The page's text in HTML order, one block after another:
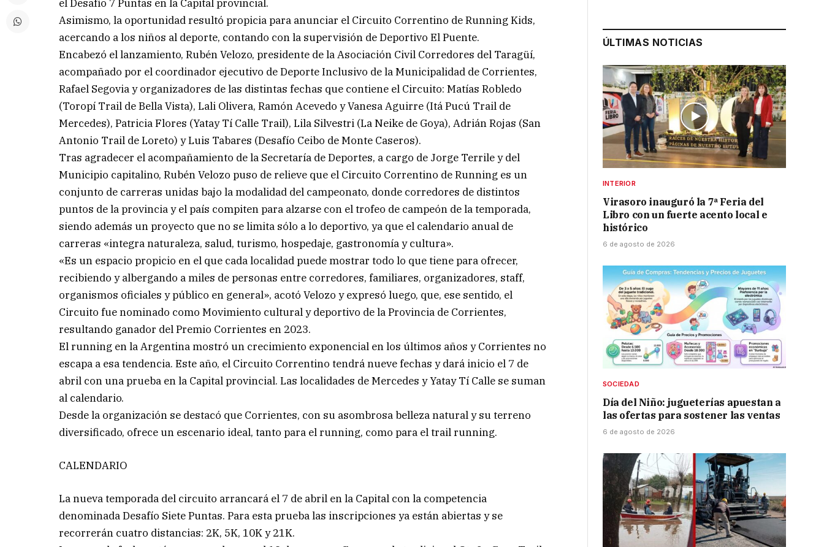
el Desafío 7 Puntas en la Capital provincial.
Asimismo, la oportunidad resultó propicia para anunciar el Circuito Correntino de Running Kids,
acercando a los niños al deporte, contando con la supervisión de Deportivo El Puente.
Encabezó el lanzamiento, Rubén Velozo, presidente de la Asociación Civil Corredores del Taragüí,
acompañado por el coordinador ejecutivo de Deporte Inclusivo de la Municipalidad de Corrientes,
Rafael Segovia y organizadores de las distintas fechas que contiene el Circuito: Matías Robledo
(Toropí Trail de Bella Vista), Lali Olivera, Ramón Acevedo y Vanesa Aguirre (Itá Pucú Trail de
Mercedes), Patricia Flores (Yatay Tí Calle Trail), Lila Silvestri (La Neike de Goya), Adrián Rojas (San
Antonio Trail de Loreto) y Luis Tabares (Desafío Ceibo de Monte Caseros).
Tras agradecer el acompañamiento de la Secretaría de Deportes, a cargo de Jorge Terrile y del
Municipio capitalino, Rubén Velozo puso de relieve que el Circuito Correntino de Running es un
conjunto de carreras unidas bajo la modalidad del campeonato, donde corredores de distintos
puntos de la provincia y el país compiten para alzarse con el trofeo de campeón de la temporada,
siendo además un proyecto que no se limita sólo a lo deportivo, ya que el calendario anual de
carreras «integra naturaleza, salud, turismo, hospedaje, gastronomía y cultura».
«Es un espacio propicio en el que cada localidad puede mostrar todo lo que tiene para ofrecer,
recibiendo y albergando a miles de personas entre corredores, familiares, organizadores, staff,
organismos oficiales y público en general», acotó Velozo y expresó luego, que, ese sentido, el
Circuito fue nominado como Movimiento cultural y deportivo de la Provincia de Corrientes,
resultando ganador del Premio Corrientes en 2023.
El running en la Argentina mostró un crecimiento exponencial en los últimos años y Corrientes no
escapa a esa tendencia. Este año, el Circuito Correntino tendrá nueve fechas y dará inicio el 7 de
abril con una prueba en la Capital provincial. Las localidades de Mercedes y Yatay Tí Calle se suman
al calendario.
Desde la organización se destacó que Corrientes, con su asombrosa belleza natural y su terreno
diversificado, ofrece un escenario ideal, tanto para el running, como para el trail running.
CALENDARIO
La nueva temporada del circuito arrancará el 7 de abril en la Capital con la competencia
denominada Desafío Siete Puntas. Para esta prueba las inscripciones ya están abiertas y se
recorrerán cuatro distancias: 2K, 5K, 10K y 21K.
ÚLTIMAS NOTICIAS
INTERIOR
Virasoro inauguró la 7ª Feria del
Libro con un fuerte acento local e
histórico
6 de agosto de 2026
SOCIEDAD
Día del Niño: jugueterías apuestan a
las ofertas para sostener las ventas
6 de agosto de 2026